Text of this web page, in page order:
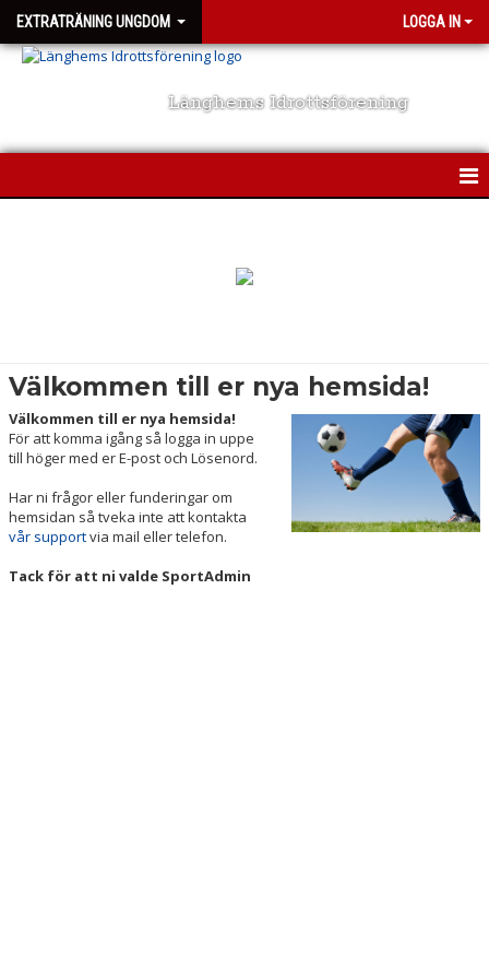
EXTRATRÄNING UNGDOM LOGGA IN
Länghems Idrottsförening
DOKUMENT
KONTAKT
Välkommen till er nya hemsida!
Välkommen till er nya hemsida!
För att komma igång så logga in uppe
till höger med er E-post och Lösenord.
Har ni frågor eller funderingar om
hemsidan så tveka inte att kontakta
vår supportvia mail eller telefon.
Tack för att ni valde SportAdmin